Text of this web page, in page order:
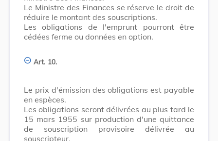
Le Ministre des Finances se réserve le droit de
réduire le montant des souscriptions.
Les obligations de l'emprunt pourront être
cédées ferme ou données en option.
Art. 10.
Le prix d'émission des obligations est payable
en espèces.
Les obligations seront délivrées au plus tard le
15 mars 1955 sur production d'une quittance
de souscription provisoire délivrée au
souscripteur.